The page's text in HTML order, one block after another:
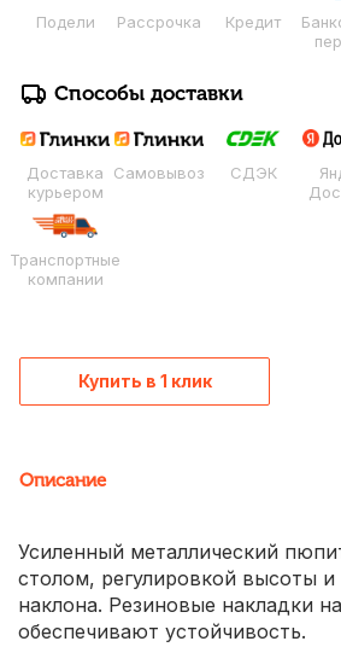
Подели Рассрочка Кредит
Способы доставки
Доставка
курьером
Самовывоз СДЭК
Транспортные
компании
Купить в 1 клик
Описание
Усиленный металлический
столом, регулировкой высоты и
наклона. Резиновые накладки
обеспечивают устойчивость.